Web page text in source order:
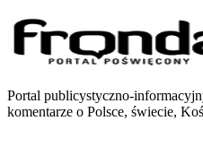
Portal publicystyczno-
komentarze o Polsce, świecie,